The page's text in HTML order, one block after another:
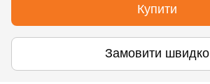
Купити
Замовити швидко